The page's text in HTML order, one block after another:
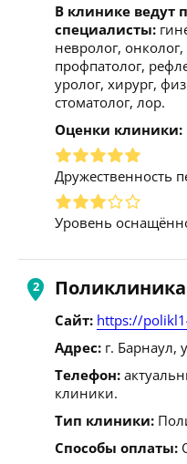
В клинике
специалисты:
невролог,
профпатолог,
уролог, хирург,
стоматолог, лор.
Оценки клиники:
Дружественность
Уровень
Сайт: https://
Адрес: г. Барнаул,
Телефон:
клиники.
Тип клиники:
Способы оплаты: